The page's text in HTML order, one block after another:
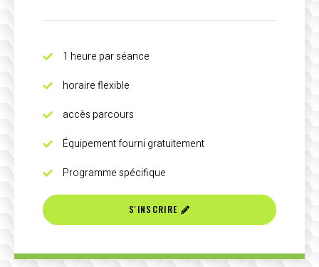
1 heure par séance
horaire flexible
accès parcours
Équipement fourni gratuitement
Programme spécifique
S'INSCRIRE